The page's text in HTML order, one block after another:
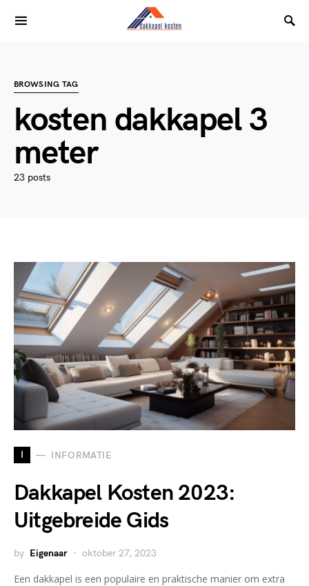
BROWSING TAG
kosten dakkapel 3
meter
23 posts
I INFORMATIE
Dakkapel Kosten 2023:
Uitgebreide Gids
by Eigenaar oktober 27, 2023
Een dakkapel is een populaire en praktische manier om extra